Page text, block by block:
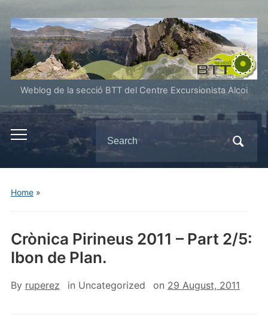
Weblog de la secció BTT del Centre Excursionista Alcoi
Toggle
mobile
menu
for:
Home»
Crònica Pirineus 2011 – Part 2/5:
Ibon de Plan.
By ruperez in Uncategorized on 29 August, 2011